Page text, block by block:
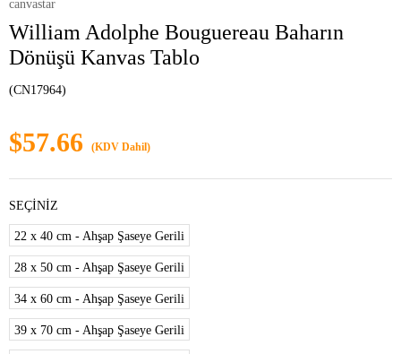
canvastar
William Adolphe Bouguereau Baharın
Dönüşü Kanvas Tablo
(CN17964)
$57.66 (KDV Dahil)
SEÇİNİZ
22 x 40 cm - Ahşap Şaseye Gerili
28 x 50 cm - Ahşap Şaseye Gerili
34 x 60 cm - Ahşap Şaseye Gerili
39 x 70 cm - Ahşap Şaseye Gerili